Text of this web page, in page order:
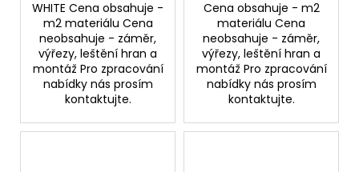
WHITE Cena obsahuje -
m2 materiálu Cena
neobsahuje - záměr,
výřezy, leštění hran a
montáž Pro zpracování
nabídky nás prosím
kontaktujte.
Cena obsahuje - m2
materiálu Cena
neobsahuje - záměr,
výřezy, leštění hran a
montáž Pro zpracování
nabídky nás prosím
kontaktujte.